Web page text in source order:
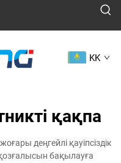
KK
қақпа
деңгейлі қауіпсіздік
бақылауға